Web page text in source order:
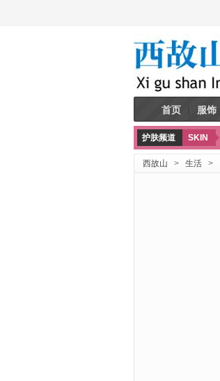
首页 服饰
护肤频道 SKIN
西故山 > 生活 >